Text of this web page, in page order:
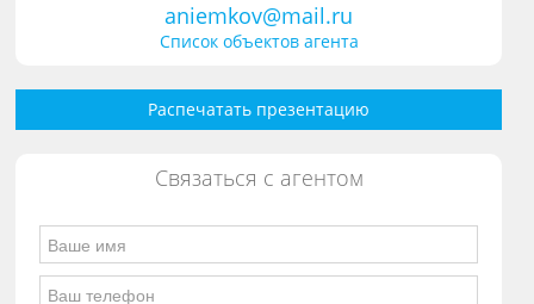
aniemkov@mail.ru
Список объектов агента
Распечатать презентацию
Связаться с агентом